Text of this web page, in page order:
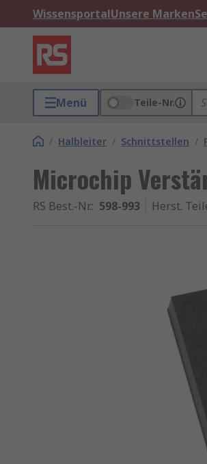
WissensportalUnsere Marken
Menü Teile-Nr.
/ Halbleiter / Schnittstellen /
Microchip
RS Best.-Nr.: 598-993 Herst.